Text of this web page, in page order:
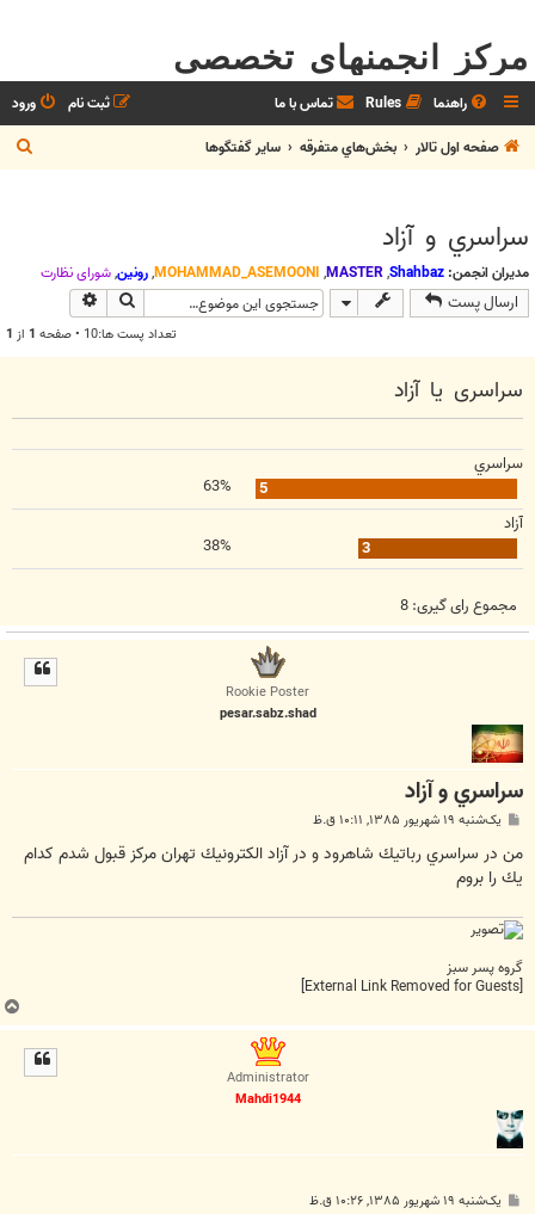
مرکز انجمنهای تخصصی
راهنما Rules تماس با ما ورود
ثبت نام
صفحه اول تالار
بخش‌‌هاي متفرقه ساير گفتگوها
س
سراسري و آزاد
مدیران انجمن: Shahbaz
,
MASTER
,
MOHAMMAD_ASEMOONI
,رونین,شوراي نظارت
ارسال پست جستجو
تعداد پست ها:10 • صفحه 1 از 1
سراسری يا آزاد
سراسري
5
63%
آزاد
3
38%
مجموع رای گیری:8
Rookie Poster
pesar.sabz.shad
سراسري و آزاد
ت
یک‌شنبه ۱۹ شهریور ۱۳۸۵, ۱۰:۱۱ ق.ظ
من در سراسري رباتيك شاهرود و در آزاد الكترونيك تهران مركز قبول شدم كدام
يك را بروم
گروه پسر سبز
[External Link Removed for Guests]
Administrator
Mahdi1944
یک‌شنبه ۱۹ شهریور ۱۳۸۵, ۱۰:۲۶ ق.ظ